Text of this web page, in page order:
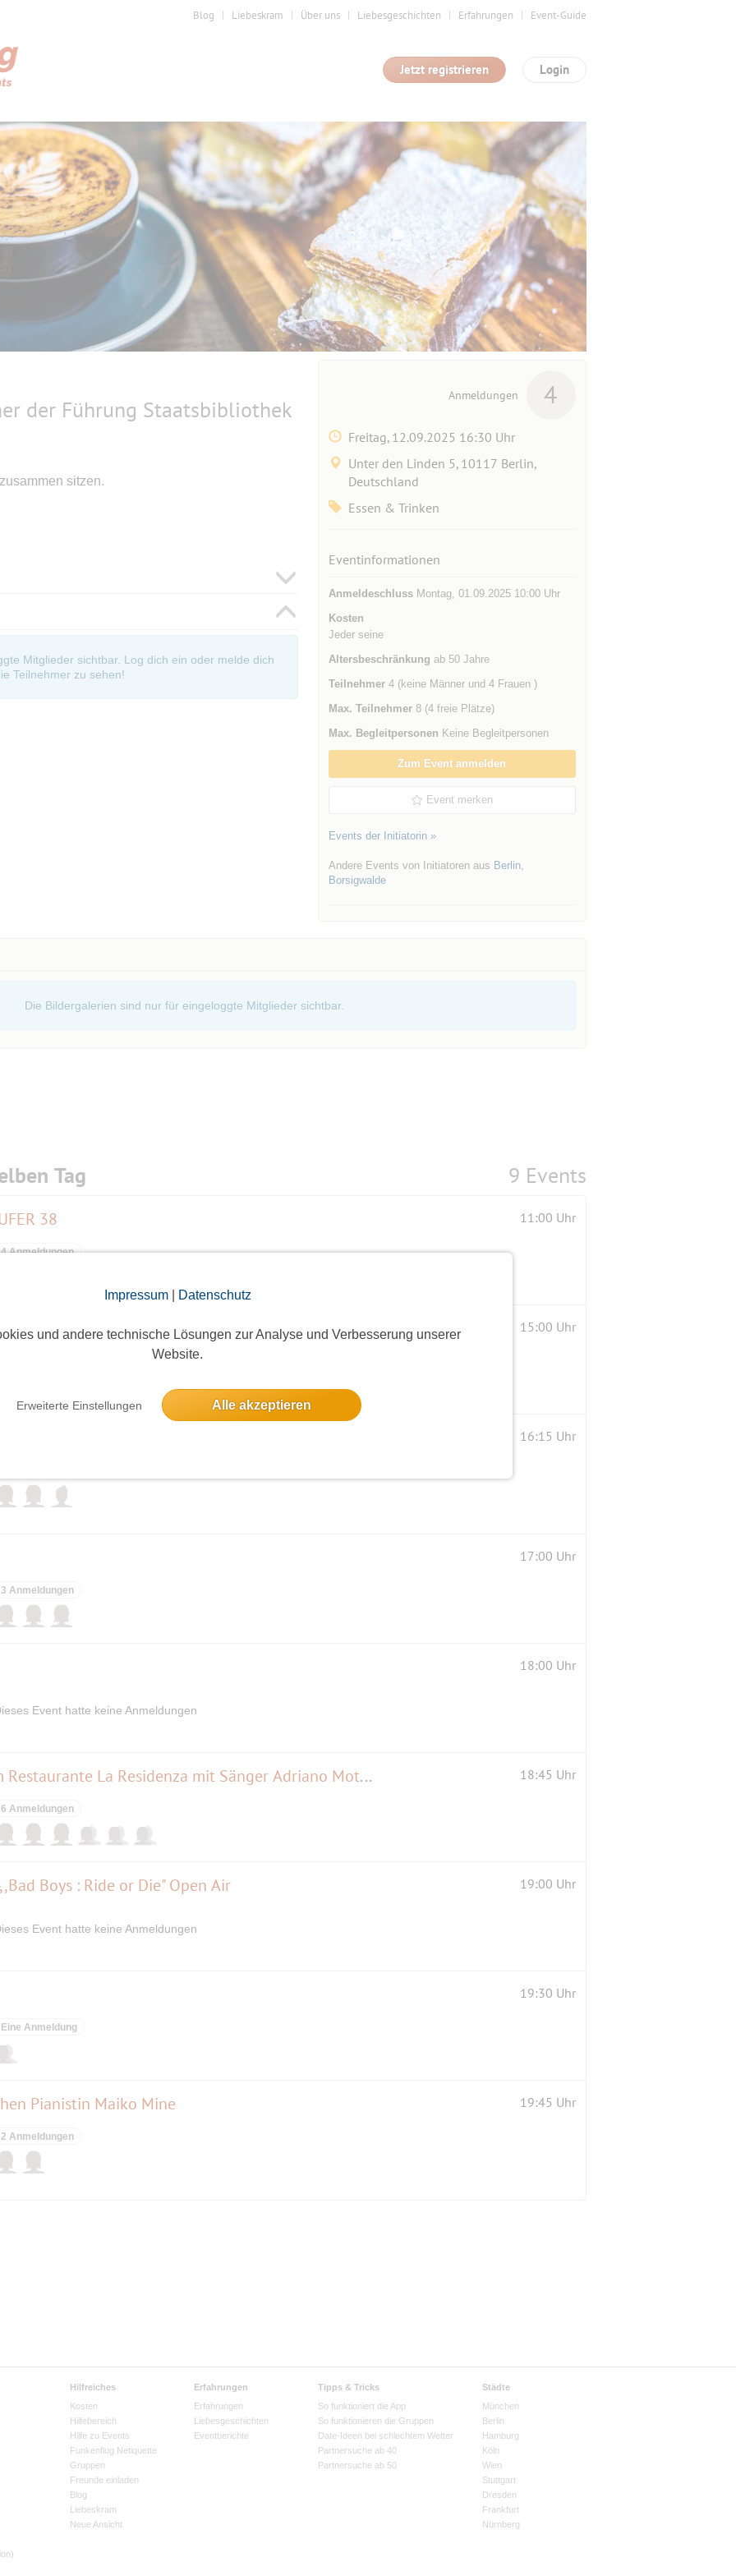
Impressum| Datenschutz
und andere technische Lösungen zur Analyse und Verbesserung unserer
Website.
Erweiterte Einstellungen Alle akzeptieren
Blog Liebeskram Über uns Liebesgeschichten Erfahrungen Event-Guide
Login
Jetzt registrieren
der Führung Staatsbibliothek
sitzen.
Mitglieder sichtbar. Log dich ein oder melde dich
Teilnehmer zu sehen!
Anmeldungen 4
Freitag, 12.09.2025 16:30 Uhr
Unter den Linden 5, 10117 Berlin,
Deutschland
Essen & Trinken
Eventinformationen
AnmeldeschlussMontag, 01.09.2025 10:00 Uhr
Kosten
Jeder seine
Altersbeschränkung ab 50 Jahre
Teilnehmer4 (keine Männer und 4 Frauen )
Max. Teilnehmer8 (4 freie Plätze)
Max. Begleitpersonen Keine Begleitpersonen
Zum Event anmelden
Event merken
Events der Initiatorin »
Andere Events von Initiatoren aus Berlin,
Borsigwalde
Die Bildergalerien sind nur für eingeloggte Mitglieder sichtbar.
Tag 9 Events
38 11:00 Uhr
4 Anmeldungen
15:00 Uhr
16:15 Uhr
17:00 Uhr
3 Anmeldungen
18:00 Uhr
Event hatte keine Anmeldungen
Das Wochenende einläuten im Restaurante La Residenza mit Sänger Adriano Mottola 18:45 Uhr
6 Anmeldungen
Boys : Ride or Die" Open Air 19:00 Uhr
Event hatte keine Anmeldungen
19:30 Uhr
Eine Anmeldung
Pianistin Maiko Mine 19:45 Uhr
2 Anmeldungen
Hilfreiches
Kosten
Hilfebereich
Hilfe zu Events
Funkenflug Netiquette
Gruppen
Freunde einladen
Blog
Liebeskram
Neue Ansicht
Erfahrungen
Erfahrungen
Liebesgeschichten
Eventberichte
Tipps & Tricks
So funktioniert die App
So funktionieren die Gruppen
Date-Ideen bei schlechtem Wetter
Partnersuche ab 40
Partnersuche ab 50
Städte
München
Berlin
Hamburg
Köln
Wien
Stuttgart
Dresden
Frankfurt
Nürnberg